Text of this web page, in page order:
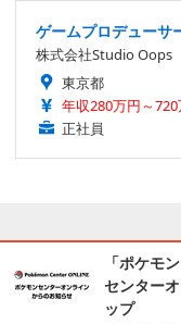
ゲームプロデューサ
株式会社Studio Oops
東京都
年収280万円～720
正社員
「ポケモ
センター
ップ